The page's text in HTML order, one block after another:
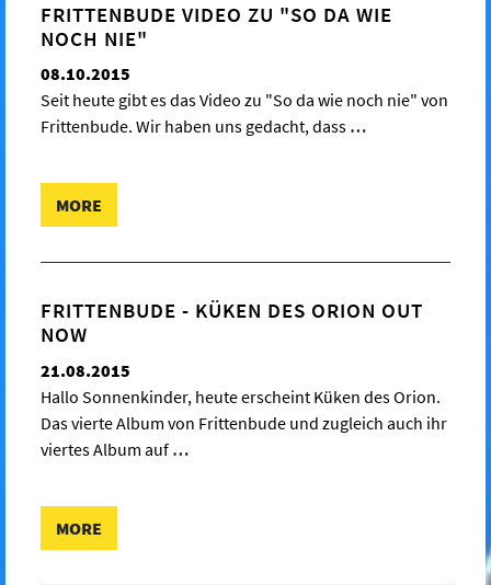
FRITTENBUDE VIDEO ZU "SO DA WIE
NOCH NIE"
08.10.2015
Seit heute gibt es das Video zu "So da wie noch nie" von
Frittenbude. Wir haben uns gedacht, dass …
MORE
FRITTENBUDE - KÜKEN DES ORION OUT
NOW
21.08.2015
Hallo Sonnenkinder, heute erscheint Küken des Orion.
Das vierte Album von Frittenbude und zugleich auch ihr
viertes Album auf …
MORE